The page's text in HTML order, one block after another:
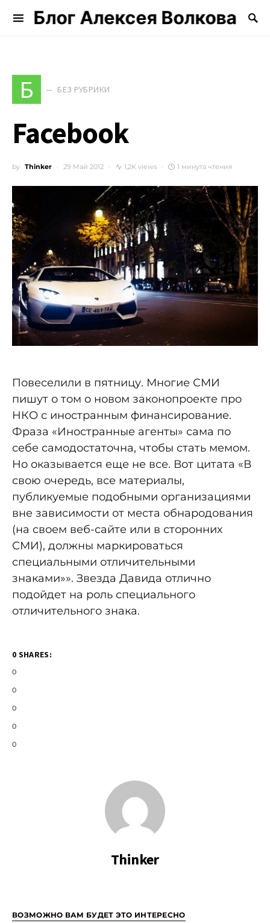
Блог Алексея Волкова
Search for:
Б БЕЗ РУБРИКИ
Facebook
by Thinker 29 Май 2012 1,2K views 1 минута чтения
Повеселили в пятницу. Многие СМИ
пишут о том о новом законопроекте про
НКО с иностранным финансирование.
Фраза «Иностранные агенты» сама по
себе самодостаточна, чтобы стать мемом.
Но оказывается еще не все. Вот цитата «В
свою очередь, все материалы,
публикуемые подобными организациями
вне зависимости от места обнародования
(на своем веб-сайте или в сторонних
СМИ), должны маркироваться
специальными отличительными
знаками»». Звезда Давида отлично
подойдет на роль специального
отличительного знака.
0 SHARES:
0
0
0
0
0
Thinker
ВОЗМОЖНО ВАМ БУДЕТ ЭТО ИНТЕРЕСНО